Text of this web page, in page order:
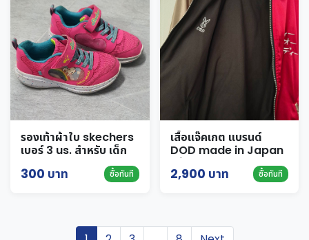
รองเท้าผ้าใบ skechers
เบอร์ 3 us. สำหรับ เด็ก
300 บาท ซื้อทันที
เสื้อแจ๊คเกต แบรนด์
DOD made in Japan
แท้ size M สีแดง
2,900 บาท ซื้อทันที